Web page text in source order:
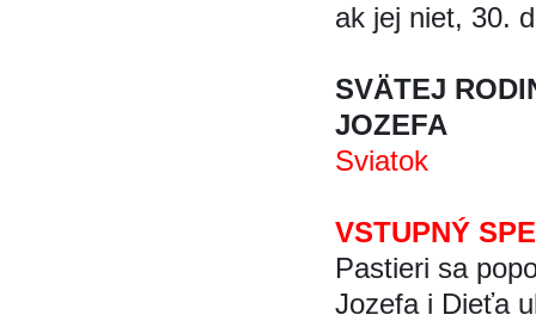
ak jej niet, 30.
SVÄTEJ
JOZEFA
Sviatok
VSTUPNÝ
Pastieri sa
Jozefa i Dieťa